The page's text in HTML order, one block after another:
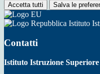
Accetta tutti Salva le
Istituto
Contatti
Istituto Istruzione